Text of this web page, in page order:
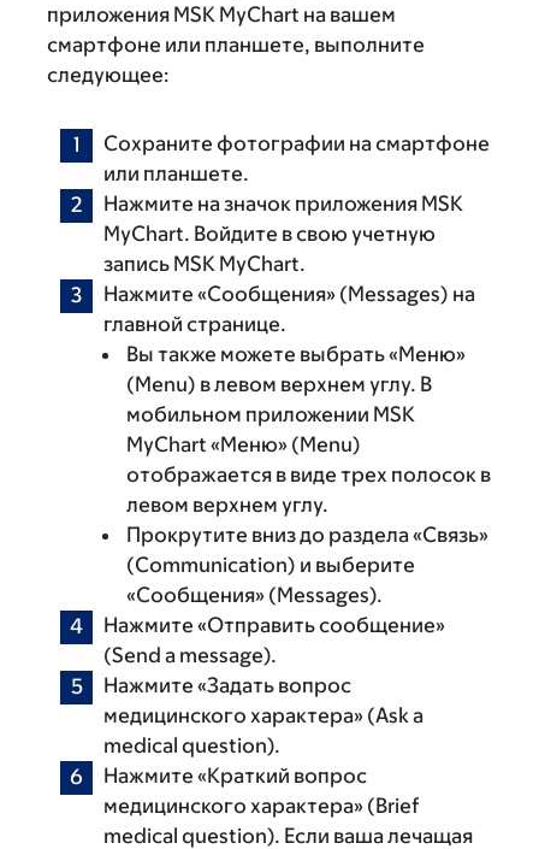
приложения MSK MyChart на вашем
смартфоне или планшете, выполните
следующее:
Сохраните фотографии на смартфоне
или планшете.
Нажмите на значок приложения MSK
MyChart. Войдите в свою учетную
запись MSK MyChart.
Нажмите «‎Сообщения» (Messages) на
главной странице.
Вы также можете выбрать «Меню»
(Menu) в левом верхнем углу. В
мобильном приложении MSK
MyChart «Меню» (Menu)
отображается в виде трех полосок в
левом верхнем углу.
Прокрутите вниз до раздела «Связь»
(Communication) и выберите
«Сообщения» (Messages).
Нажмите «Отправить сообщение»
(Send a message).
Нажмите «Задать вопрос
медицинского характера» (Ask a
medical question).
Нажмите «Краткий вопрос
медицинского характера» (Brief
medical question). Если ваша лечащая